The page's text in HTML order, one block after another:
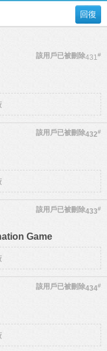
回復
431#
該用戶已被刪除
432#
該用戶已被刪除
433#
該用戶已被刪除
Game
434#
該用戶已被刪除